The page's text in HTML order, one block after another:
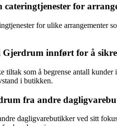
for
for ulike arrangementer
innført for å
tiltak som å begrense antall
i butikken.
fra andre
dagligvarebutikker ved sitt